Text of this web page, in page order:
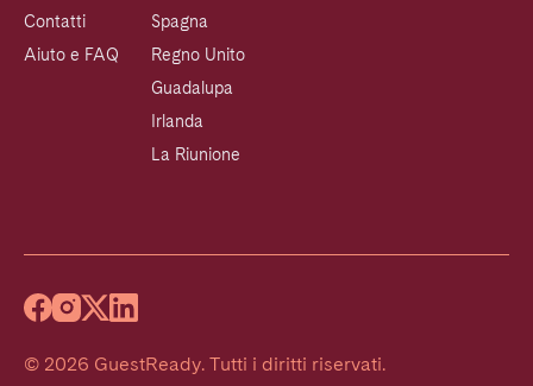
Contatti
Aiuto e FAQ
Spagna
Regno Unito
Guadalupa
Irlanda
La Riunione
© 2026 GuestReady. Tutti i diritti riservati.